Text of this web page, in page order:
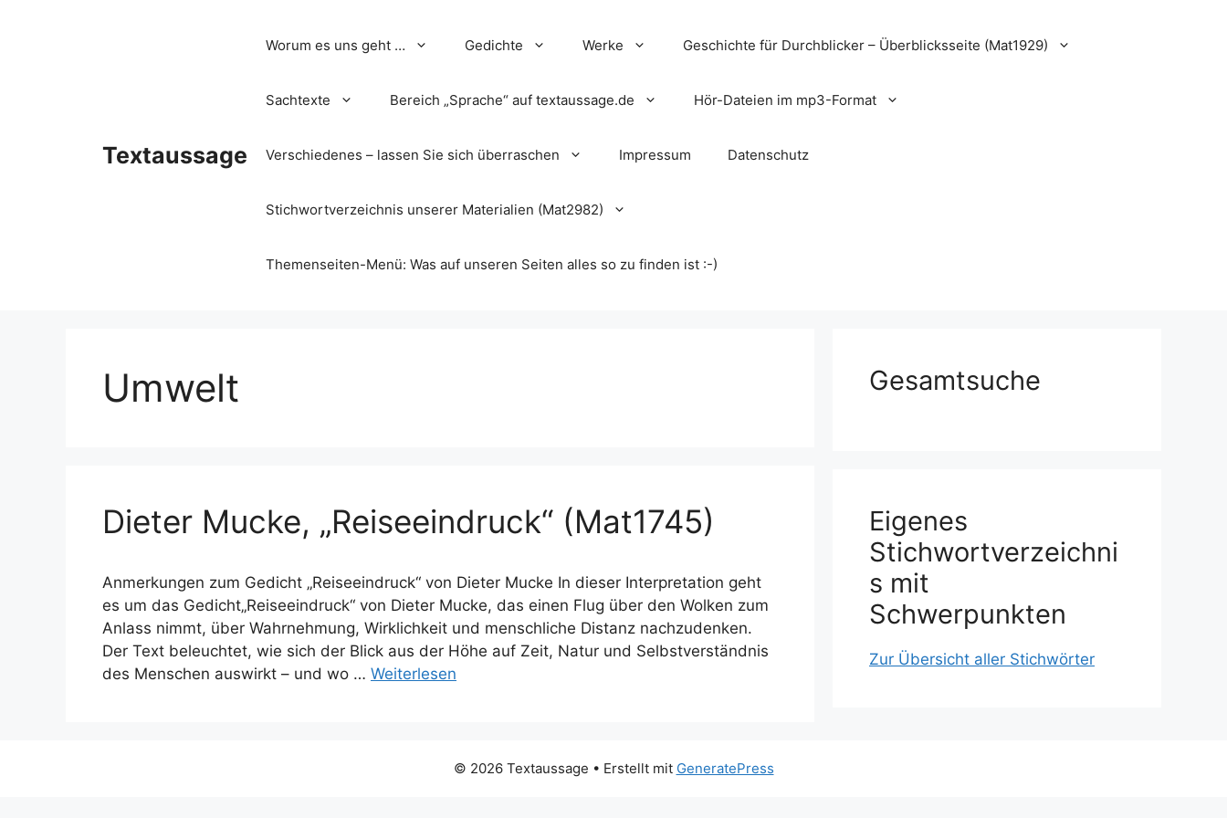
Textaussage
Worum es uns geht … Gedichte Werke Geschichte für Durchblicker – Überblicksseite (Mat1929)
Sachtexte Bereich „Sprache“ auf textaussage.de Hör-Dateien im mp3-Format
Verschiedenes – lassen Sie sich überraschen Impressum Datenschutz
Stichwortverzeichnis unserer Materialien (Mat2982)
Themenseiten-Menü: Was auf unseren Seiten alles so zu finden ist :-)
Umwelt
Dieter Mucke, „Reiseeindruck“ (Mat1745)
Anmerkungen zum Gedicht „Reiseeindruck“ von Dieter Mucke In dieser Interpretation geht
es um das Gedicht„Reiseeindruck“ von Dieter Mucke, das einen Flug über den Wolken zum
Anlass nimmt, über Wahrnehmung, Wirklichkeit und menschliche Distanz nachzudenken.
Der Text beleuchtet, wie sich der Blick aus der Höhe auf Zeit, Natur und Selbstverständnis
des Menschen auswirkt – und wo … Weiterlesen
Gesamtsuche
Eigenes
Stichwortverzeichni
s mit
Schwerpunkten
Zur Übersicht aller Stichwörter
© 2026 Textaussage • Erstellt mit GeneratePress